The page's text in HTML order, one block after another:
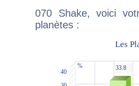
070 Shake, voici
planètes :